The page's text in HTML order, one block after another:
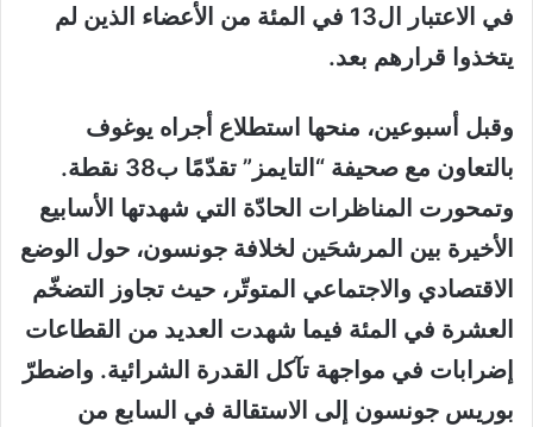
في الاعتبار ال13 في المئة من الأعضاء الذين لم
يتخذوا قرارهم بعد.
وقبل أسبوعين، منحها استطلاع أجراه يوغوف
بالتعاون مع صحيفة “التايمز” تقدّمًا ب38 نقطة.
وتمحورت المناظرات الحادّة التي شهدتها الأسابيع
الأخيرة بين المرشحَين لخلافة جونسون، حول الوضع
الاقتصادي والاجتماعي المتوتّر، حيث تجاوز التضخّم
العشرة في المئة فيما شهدت العديد من القطاعات
إضرابات في مواجهة تآكل القدرة الشرائية. واضطرّ
بوريس جونسون إلى الاستقالة في السابع من